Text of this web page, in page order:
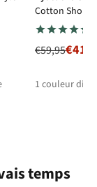
Cotton Shorts
€59,95
1 couleur
temps